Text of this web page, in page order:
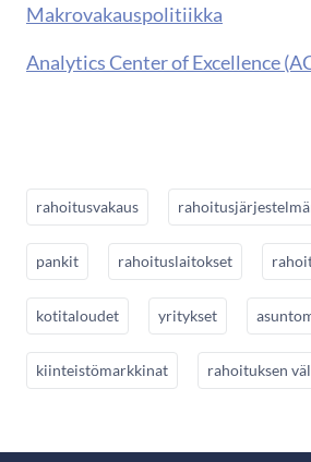
Makrovakauspolitiikka
Analytics Center of Excellence
rahoitusvakaus
pankit rahoituslaitokset
kotitaloudet yritykset
kiinteistömarkkinat rahoituksen